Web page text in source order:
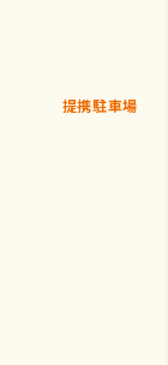
提携駐車場